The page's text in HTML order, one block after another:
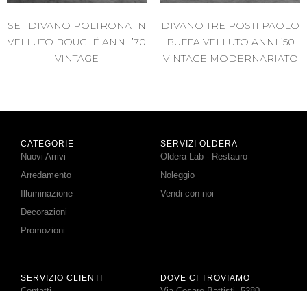
SET DIVANO POLTRONA IN
VELLUTO BOUCLÉ ANNI ’70
VINTAGE
DIVANO TRE POSTI PAOLO
BUFFA VELLUTO ANNI ’50
VINTAGE MODERNARIATO
CATEGORIE
Nuovi Arrivi
Arredamento
Illuminazione
Decorazioni
Promozioni
SERVIZI OLDERA
Oldera Lab - Restauro
Noleggio
Vendi con noi
SERVIZIO CLIENTI DOVE CI TROVIAMO